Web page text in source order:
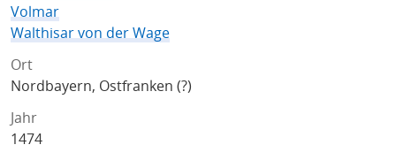
Volmar
Walthisar von der Wage
Ort
Nordbayern, Ostfranken (?)
Jahr
1474